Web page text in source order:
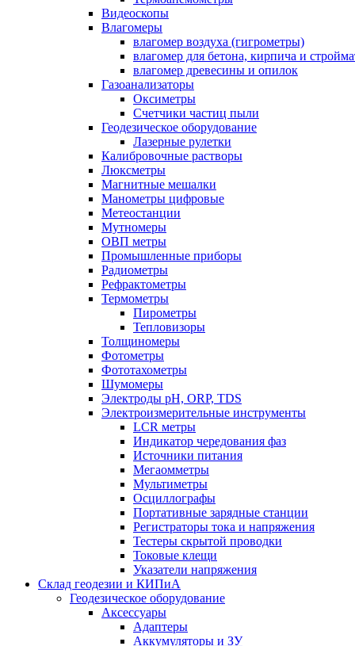
Видеоскопы
Влагомеры
влагомер воздуха (гигрометры)
влагомер для бетона, кирпича и
влагомер древесины и опилок
Газоанализаторы
Оксиметры
Счетчики частиц пыли
Геодезическое оборудование
Лазерные рулетки
Калибровочные растворы
Люксметры
Магнитные мешалки
Манометры цифровые
Метеостанции
Мутномеры
ОВП метры
Промышленные приборы
Радиометры
Рефрактометры
Термометры
Пирометры
Тепловизоры
Толщиномеры
Фотометры
Фототахометры
Шумомеры
Электроды pH, ORP, TDS
Электроизмерительные инструменты
LCR метры
Индикатор чередования фаз
Источники питания
Мегаомметры
Мультиметры
Осциллографы
Портативные зарядные станции
Регистраторы тока и напряжения
Тестеры скрытой проводки
Токовые клещи
Указатели напряжения
Склад геодезии и КИПиА
Геодезическое оборудование
Аксессуары
Адаптеры
Аккумуляторы и ЗУ